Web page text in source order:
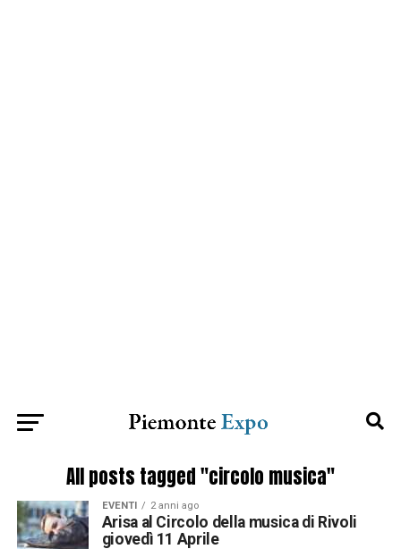
All posts tagged "circolo musica"
EVENTI 2 anni ago
Arisa al Circolo della musica di Rivoli
giovedì 11 Aprile